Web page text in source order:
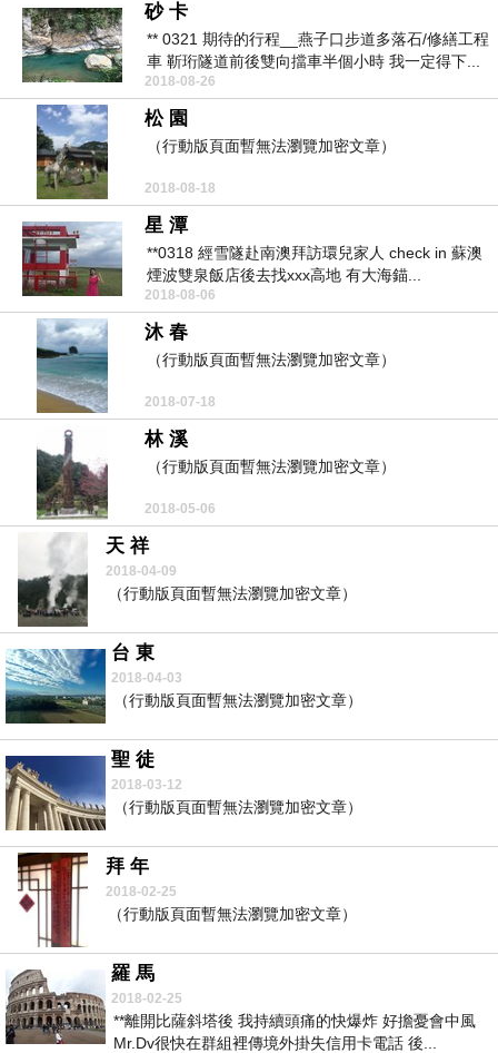
砂 卡
** 0321 期待的行程__燕子口步道多落石/修繕工程
車 靳珩隧道前後雙向擋車半個小時 我一定得下...
2018-08-26
松 園
（行動版頁面暫無法瀏覽加密文章）
2018-08-18
星 潭
**0318 經雪隧赴南澳拜訪環兒家人 check in 蘇澳
煙波雙泉飯店後去找xxx高地 有大海錨...
2018-08-06
沐 春
（行動版頁面暫無法瀏覽加密文章）
2018-07-18
林 溪
（行動版頁面暫無法瀏覽加密文章）
2018-05-06
天 祥
2018-04-09
（行動版頁面暫無法瀏覽加密文章）
台 東
2018-04-03
（行動版頁面暫無法瀏覽加密文章）
聖 徒
2018-03-12
（行動版頁面暫無法瀏覽加密文章）
拜 年
2018-02-25
（行動版頁面暫無法瀏覽加密文章）
羅 馬
2018-02-25
**離開比薩斜塔後 我持續頭痛的快爆炸 好擔憂會中風
Mr.Dv很快在群組裡傳境外掛失信用卡電話 後...